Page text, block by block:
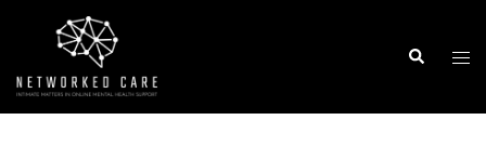
Search